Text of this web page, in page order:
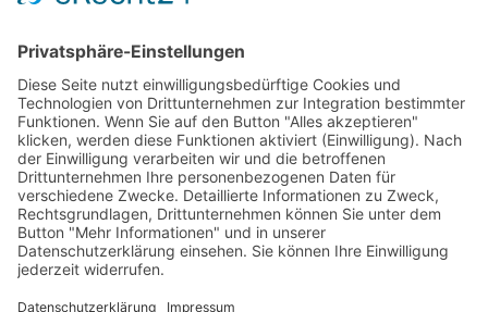
Web-Forum